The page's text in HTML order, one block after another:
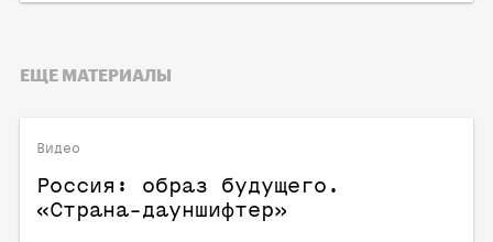
ЕЩЕ МАТЕРИАЛЫ
Видео
Россия: образ будущего.
«Страна-дауншифтер»